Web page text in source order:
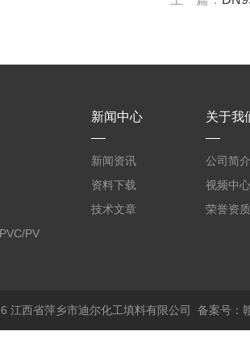
PVDF
新闻中心
新闻资讯
资料下载
技术文章
关于我
公司简介
视频中心
荣誉资质
江西省萍乡市迪尔化工填料有限公司 备案号：